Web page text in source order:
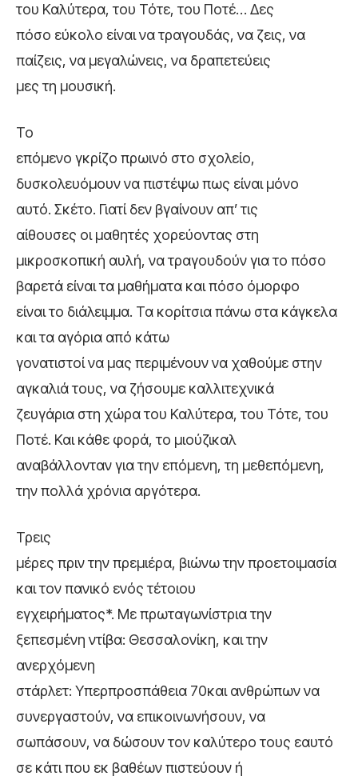
του Καλύτερα, του Τότε, του Ποτέ… Δες
πόσο εύκολο είναι να τραγουδάς, να ζεις, να
παίζεις, να μεγαλώνεις, να δραπετεύεις
μες τη μουσική.
Το
επόμενο γκρίζο πρωινό στο σχολείο,
δυσκολευόμουν να πιστέψω πως είναι μόνο
αυτό. Σκέτο. Γιατί δεν βγαίνουν απ’ τις
αίθουσες οι μαθητές χορεύοντας στη
μικροσκοπική αυλή, να τραγουδούν για το πόσο
βαρετά είναι τα μαθήματα και πόσο όμορφο
είναι το διάλειμμα. Τα κορίτσια πάνω στα κάγκελα
και τα αγόρια από κάτω
γονατιστοί να μας περιμένουν να χαθούμε στην
αγκαλιά τους, να ζήσουμε καλλιτεχνικά
ζευγάρια στη χώρα του Καλύτερα, του Τότε, του
Ποτέ. Και κάθε φορά, το μιούζικαλ
αναβάλλονταν για την επόμενη, τη μεθεπόμενη,
την πολλά χρόνια αργότερα.
Τρεις
μέρες πριν την πρεμιέρα, βιώνω την προετοιμασία
και τον πανικό ενός τέτοιου
εγχειρήματος*. Με πρωταγωνίστρια την
ξεπεσμένη ντίβα: Θεσσαλονίκη, και την
ανερχόμενη
στάρλετ: Υπερπροσπάθεια 70και ανθρώπων να
συνεργαστούν, να επικοινωνήσουν, να
σωπάσουν, να δώσουν τον καλύτερο τους εαυτό
σε κάτι που εκ βαθέων πιστεύουν ή